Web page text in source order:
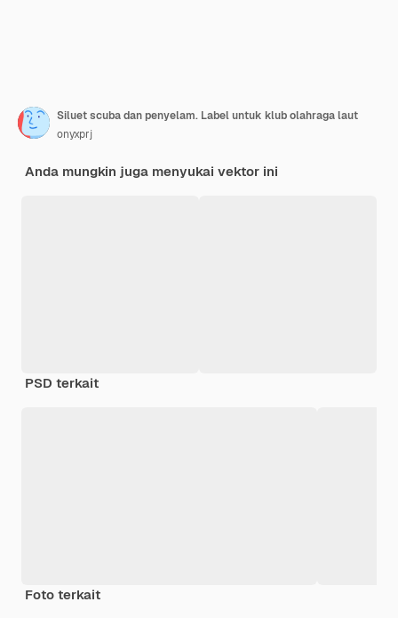
Siluet scuba dan penyelam. Label untuk klub olahraga laut
onyxprj
Anda mungkin juga menyukai vektor ini
PSD terkait
Foto terkait